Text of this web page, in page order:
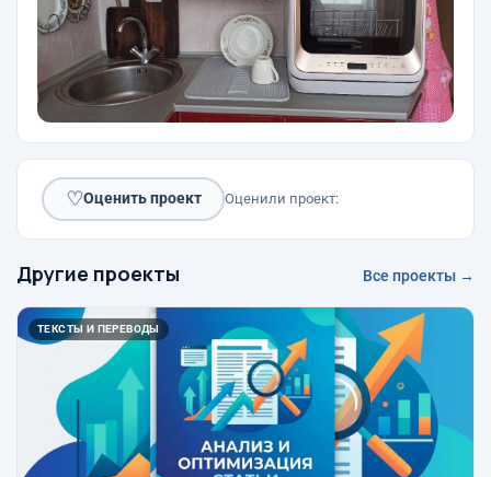
♡Оценить проект Оценили проект:
Другие проекты Все проекты →
ТЕКСТЫ И ПЕРЕВОДЫ